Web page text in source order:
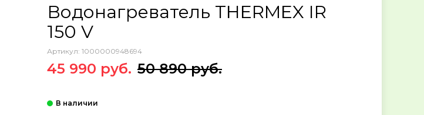
Водонагреватель THERMEX IR
150 V
Артикул: 1000000948694
45 990 руб. 50 890 руб.